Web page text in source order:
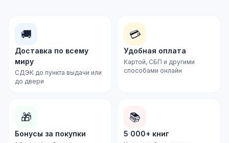
🚚
Доставка по всему
миру
СДЭК до пункта выдачи или
до двери
💳
Удобная оплата
Картой, СБП и другими
способами онлайн
🎁
Бонусы за покупки
📚
5 000+ книг